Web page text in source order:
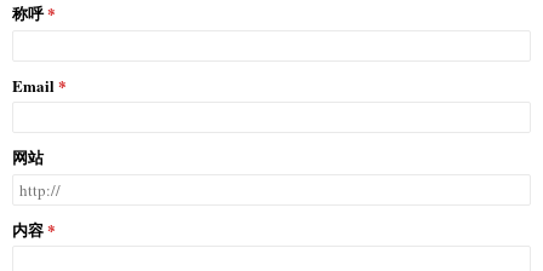
称呼
Email
网站
内容